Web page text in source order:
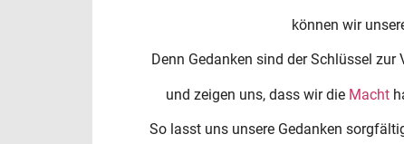
können wir
Denn Gedanken sind der Schlüssel
und zeigen uns, dass wir die Macht
So lasst uns unsere Gedanken